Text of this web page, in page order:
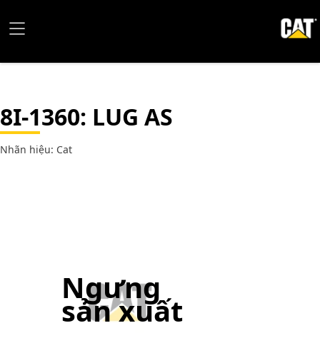
8I-1360: LUG AS
Nhãn hiệu: Cat
Ngưng
sản xuất